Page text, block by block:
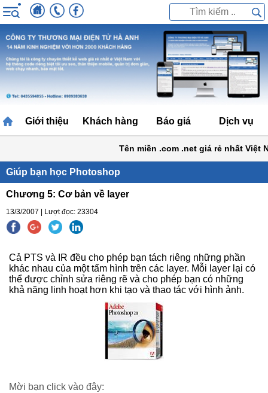
Giới thiệu Khách hàng Báo giá Dịch vụ
Tên miền .com .net giá rẻ nhất Việt
Giúp bạn học Photoshop
Chương 5: Cơ bản về layer
13/3/2007 | Lượt đọc: 23304
Cả PTS và IR đều cho phép bạn tách riêng những phần
khác nhau của một tấm hình trên các layer. Mỗi layer lại có
thể được chỉnh sửa riêng rẽ và cho phép bạn có những
khả năng linh hoạt hơn khi tạo và thao tác với hình ảnh.
Mời bạn click vào đây: